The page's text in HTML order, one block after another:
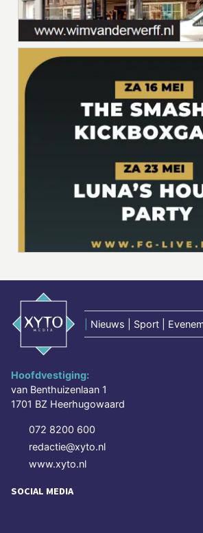
Nieuws | Sport |
Hoofdvestiging:
van Benthuizenlaan 1
1701 BZ Heerhugowaard
072 8200 600
redactie@xyto.nl
www.xyto.nl
SOCIAL MEDIA